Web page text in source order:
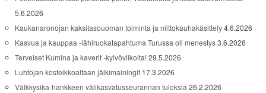
5.6.2026
Kaukanaronojan kaksitasouoman toiminta ja niittokauhakäsittely4.6.2026
Kasvua ja kauppaa -lähiruokatapahtuma Turussa oli menestys3.6.2026
Terveiset Kumina ja kaverit -kylvöviikolta!29.5.2026
Luhtojan kosteikkoaltaan jälkimainingit 17.3.2026
Välkkysika-hankkeen välikasvatusseurannan tuloksia 26.2.2026